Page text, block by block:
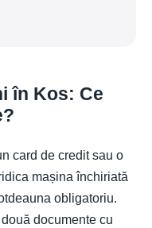
în Kos: Ce
card de credit sau o
mașina închiriată
obligatoriu.
documente cu